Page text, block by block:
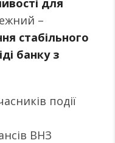
для
–
стабільного
банку з
події
ВНЗ